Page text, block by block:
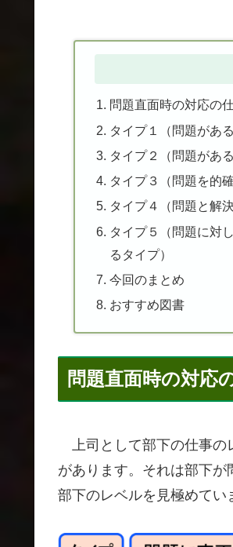
問題直面時の対応の
タイプ１（問題があ
タイプ２（問題があ
タイプ３（問題を的
タイプ４（問題と解
タイプ５（問題に対
るタイプ）
今回のまとめ
おすすめ図書
問題直面時の対応
上司として部下の仕事の
があります。それは部下
部下のレベルを見極めてい